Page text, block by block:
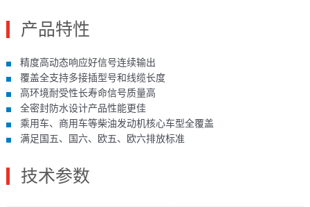
产品特性
精度高动态响应好信号连续输出
覆盖全支持多接插型号和线缆长度
高环境耐受性长寿命信号质量高
全密封防水设计产品性能更佳
乘用车、商用车等柴油发动机核心车型全覆盖
满足国五、国六、欧五、欧六排放标准
技术参数